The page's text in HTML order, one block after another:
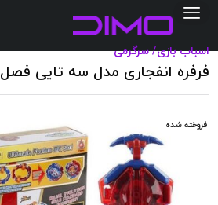
اسباب بازی/سرگرمی
فرفره انفجاری مدل سه تایی فصل 7
فروخته شده